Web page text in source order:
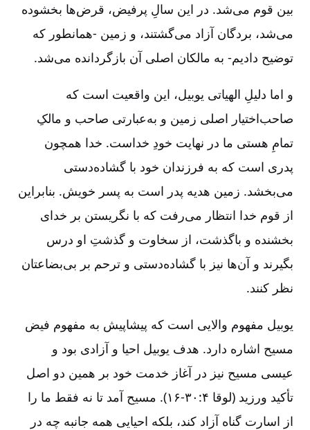
بین قوم می‌شد. در این سالِ پرفیض، قرض‌ها بخشوده
می‌شد، بردگان آزاد می‌گشتند، و زمین -همانطور که
توضیح دادیم- به مالکان اصلی آن بازگردانده می‌شد.
و اما دلیلِ الهیاتی یوبیل، این واقعیت است که
صاحب‌اختیار اصلی زمین و به‌عبارتی صاحب و مالکِ
تمامِ هستی ما در نهایت خودِ خداست. خدا همچون
پدری است که به فرزندان خود با گشاده‌دستی
می‌بخشد. زمین هدیه پدر است به پسر خویش. بنابراین
از قوم خدا انتظار می‌رفت که با نگریستن بر خدای
بخشنده و باگذشت، از سخاوت و گذشتِ او درس
بگیرند و آن‌ها نیز با گشاده‌دستی و ترحم بر بی‌بضاعتان
نظر کنند.
یوبیل مفهوم والایی است که پیشاپیش به مفهوم فیض
مسیح اشاره دارد. هدف یوبیل احیا و آزادی بود و
عیسی مسیح نیز در آغاز خدمت خود بر همین دو اصل
تأکید ورزید (لوقا ۴:‏۱۶-۳۰). مسیح آمد تا نه فقط ما را
از اسارت گناه آزاد کند، بلکه احیایی همه جانبه چه در